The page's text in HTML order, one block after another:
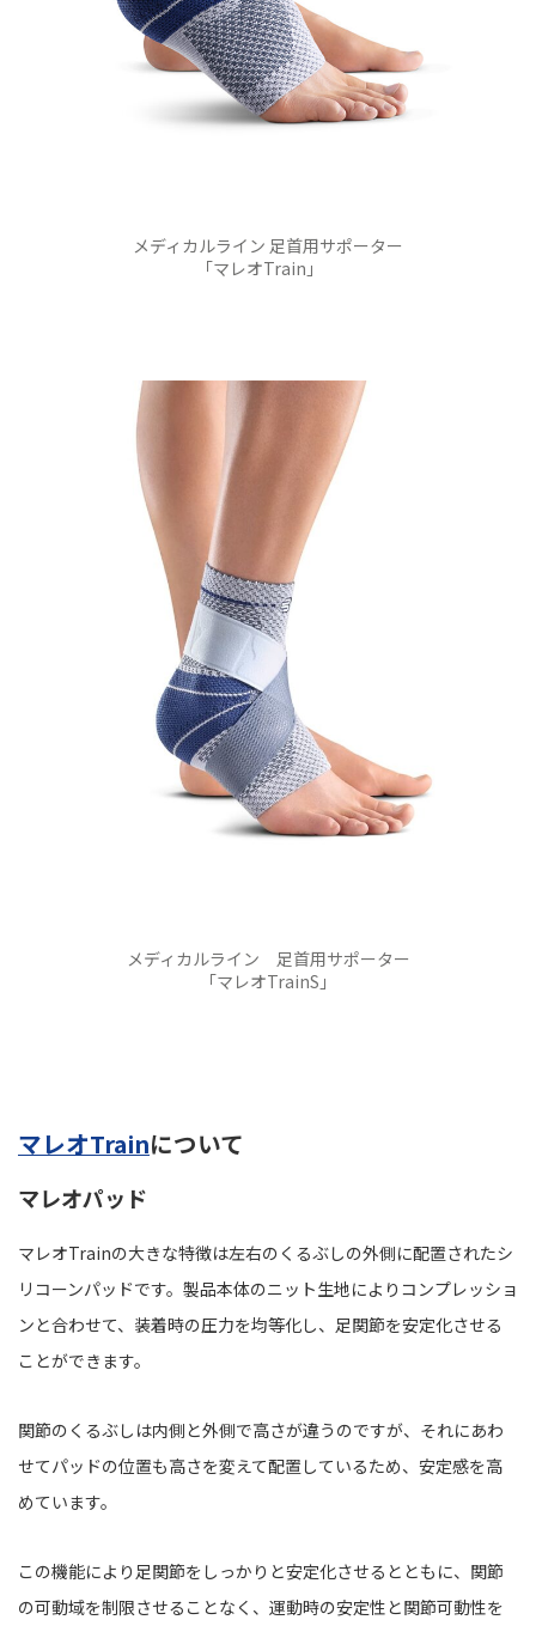
メディカルライン 足首用サポーター
「マレオTrain」
メディカルライン 足首用サポーター
「マレオTrainS」
マレオTrainについて
マレオパッド
マレオTrainの大きな特徴は左右のくるぶしの外側に配置されたシ
リコーンパッドです。製品本体のニット生地によりコンプレッショ
ンと合わせて、装着時の圧力を均等化し、足関節を安定化させる
ことができます。
関節のくるぶしは内側と外側で高さが違うのですが、それにあわ
せてパッドの位置も高さを変えて配置しているため、安定感を高
めています。
この機能により足関節をしっかりと安定化させるとともに、関節
の可動域を制限させることなく、運動時の安定性と関節可動性を